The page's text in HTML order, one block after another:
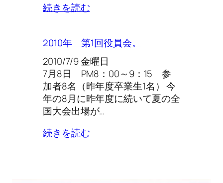
続きを読む
2010年 第1回役員会。
2010/7/9 金曜日
7月8日 PM8：00～9：15 参
加者8名（昨年度卒業生1名） 今
年の8月に昨年度に続いて夏の全
国大会出場が…
続きを読む